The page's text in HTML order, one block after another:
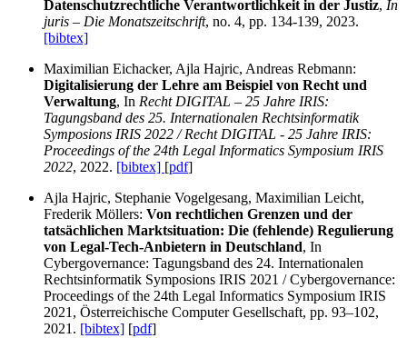
Datenschutzrechtliche Verantwortlichkeit in der Justiz, In
juris – Die Monatszeitschrift, no. 4, pp. 134-139, 2023.
[bibtex]
Maximilian Eichacker, Ajla Hajric, Andreas Rebmann:
Digitalisierung der Lehre am Beispiel von Recht und
Verwaltung, In Recht DIGITAL – 25 Jahre IRIS:
Tagungsband des 25. Internationalen Rechtsinformatik
Symposions IRIS 2022 / Recht DIGITAL - 25 Jahre IRIS:
Proceedings of the 24th Legal Informatics Symposium IRIS
2022, 2022. [bibtex] [pdf]
Ajla Hajric, Stephanie Vogelgesang, Maximilian Leicht,
Frederik Möllers: Von rechtlichen Grenzen und der
tatsächlichen Marktsituation: Die (fehlende) Regulierung
von Legal-Tech-Anbietern in Deutschland, In
Cybergovernance: Tagungsband des 24. Internationalen
Rechtsinformatik Symposions IRIS 2021 / Cybergovernance:
Proceedings of the 24th Legal Informatics Symposium IRIS
2021, Österreichische Computer Gesellschaft, pp. 93–102,
2021. [bibtex] [pdf]